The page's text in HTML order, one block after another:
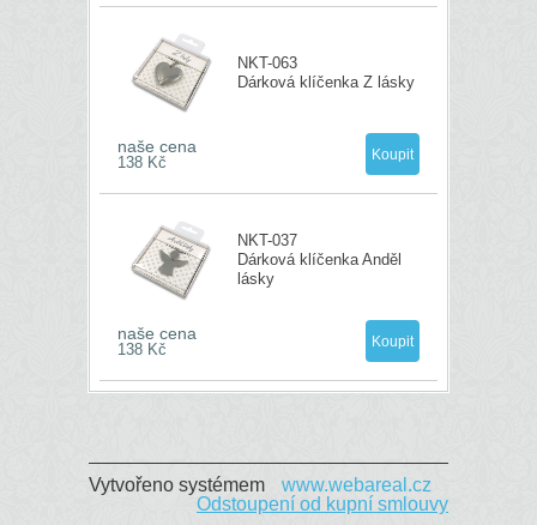
NKT-063
Dárková klíčenka Z lásky
naše cena
138 Kč
NKT-037
Dárková klíčenka Anděl
lásky
naše cena
138 Kč
Vytvořeno systémem
www.webareal.cz
Odstoupení od kupní smlouvy